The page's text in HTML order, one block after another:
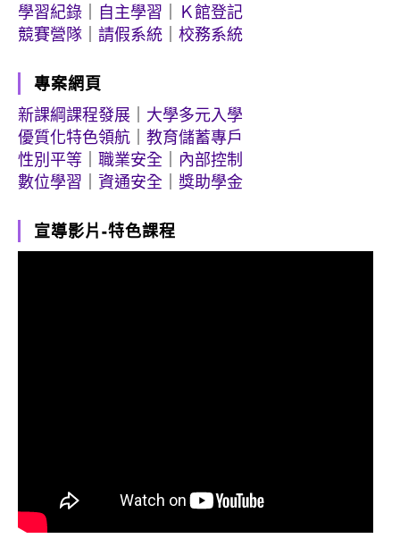
學習紀錄
自主學習
Ｋ館登記
競賽營隊
請假系統 校務系統
專案網頁
新課綱課程發展
大學多元入學
優質化特色領航
教育儲蓄專戶
性別平等
職業安全
內部控制
數位學習
資通安全 獎助學金
宣導影片-特色課程